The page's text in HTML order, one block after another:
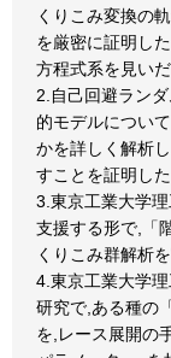
くりこみ変換の
を厳密に証明し
方程式系を見い
2.自己回避ラン
的モデルについ
かを詳しく解析
すことを証明した.
3.東京工業大学
支援する形で,「
くりこみ群解析
4.東京工業大学
研究で,ある種の
を,レース展開の